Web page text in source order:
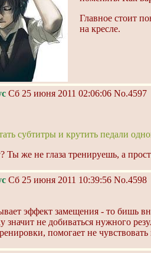
Главное стоит
на кресле.
Сб 25 июня 2011 02:06:06 No.4597
субтитры и крутить педали
Ты же не глаза тренируешь, а
Сб 25 июня 2011 10:39:56 No.4598
эффект замещения - то бишь
значит не добиваться нужного
помогает не